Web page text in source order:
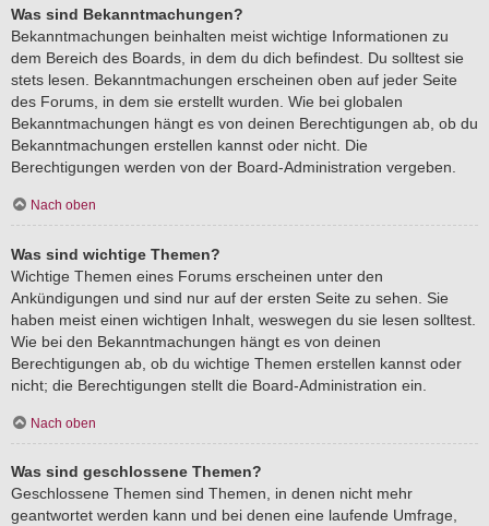
Was sind Bekanntmachungen?
Bekanntmachungen beinhalten meist wichtige Informationen zu
dem Bereich des Boards, in dem du dich befindest. Du solltest sie
stets lesen. Bekanntmachungen erscheinen oben auf jeder Seite
des Forums, in dem sie erstellt wurden. Wie bei globalen
Bekanntmachungen hängt es von deinen Berechtigungen ab, ob du
Bekanntmachungen erstellen kannst oder nicht. Die
Berechtigungen werden von der Board-Administration vergeben.
Nach oben
Was sind wichtige Themen?
Wichtige Themen eines Forums erscheinen unter den
Ankündigungen und sind nur auf der ersten Seite zu sehen. Sie
haben meist einen wichtigen Inhalt, weswegen du sie lesen solltest.
Wie bei den Bekanntmachungen hängt es von deinen
Berechtigungen ab, ob du wichtige Themen erstellen kannst oder
nicht; die Berechtigungen stellt die Board-Administration ein.
Nach oben
Was sind geschlossene Themen?
Geschlossene Themen sind Themen, in denen nicht mehr
geantwortet werden kann und bei denen eine laufende Umfrage,